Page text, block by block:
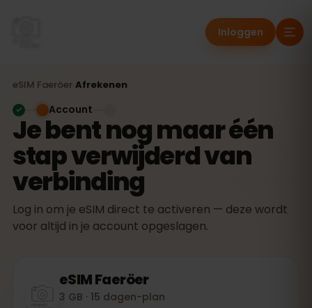
Inloggen
eSIM Faeröer Afrekenen
Je bent nog maar één
stap verwijderd van
verbinding
Log in om je eSIM direct te activeren — deze wordt
voor altijd in je account opgeslagen.
Account
eSIMFaeröer
3 GB · 15 dagen-plan